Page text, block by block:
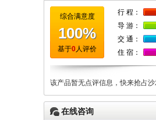
综合满意度
100%
基于0人评价
行 程：
导 游：
交 通：
住 宿：
该产品暂无点评信息，快来抢占沙
在线咨询